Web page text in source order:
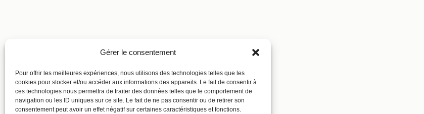
Gérer le consentement
Pour offrir les meilleures expériences, nous utilisons des technologies telles que les
cookies pour stocker et/ou accéder aux informations des appareils. Le fait de consentir à
ces technologies nous permettra de traiter des données telles que le comportement de
navigation ou les ID uniques sur ce site. Le fait de ne pas consentir ou de retirer son
consentement peut avoir un effet négatif sur certaines caractéristiques et fonctions.